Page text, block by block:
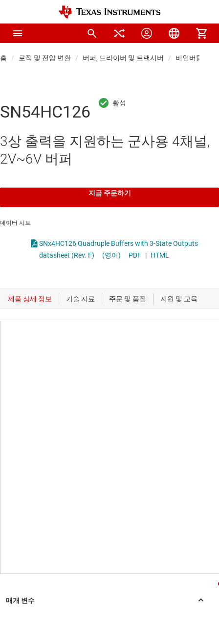
홈 로직 및 전압 변환 버퍼, 드라이버 및 트랜시버 비인버팅 버
SN54HC126
3상 출력을 지원하는 군사용 4채널,
2V~6V 버퍼
지금 주문하기
데이터 시트
SNx4HC126 Quadruple Buffers with 3-State Outputs
datasheet (Rev. F)
(영어) PDF | HTML